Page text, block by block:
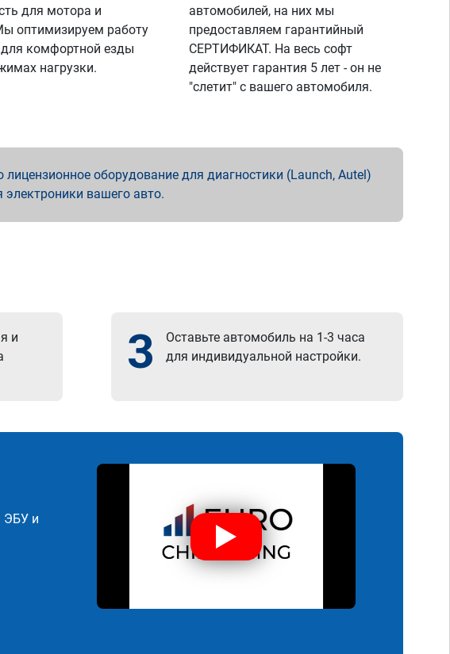
для мотора и
оптимизируем работу
для комфортной езды
нагрузки.
автомобилей, на них мы
предоставляем гарантийный
СЕРТИФИКАТ. На весь софт
действует гарантия 5 лет - он не
"слетит" с вашего автомобиля.
оборудование для диагностики (Launch, Autel)
электроники вашего авто.
и
3
Оставьте автомобиль на 1-3 часа
для индивидуальной настройки.
ЭБУ и